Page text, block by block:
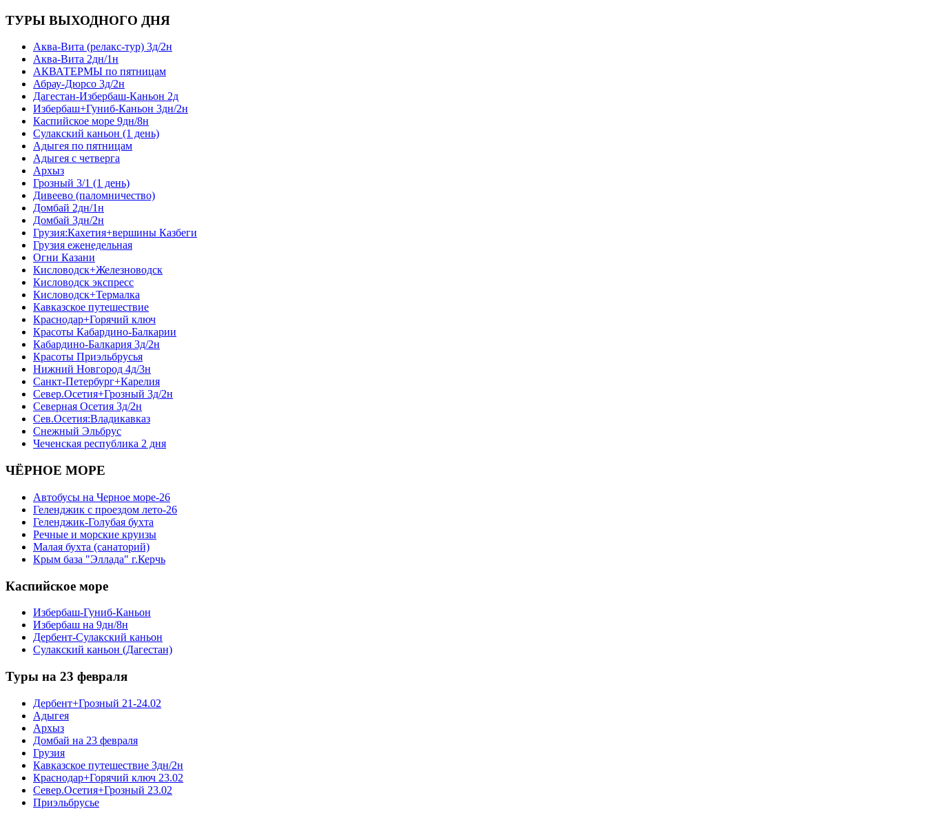
ТУРЫ ВЫХОДНОГО ДНЯ
Аква-Вита (релакс-тур) 3д/2н
Аква-Вита 2дн/1н
АКВАТЕРМЫ по пятницам
Абрау-Дюрсо 3д/2н
Дагестан-Избербаш-Каньон 2д
Избербаш+Гуниб-Каньон 3дн/2н
Каспийское море 9дн/8н
Сулакский каньон (1 день)
Адыгея по пятницам
Адыгея с четверга
Архыз
Грозный 3/1 (1 день)
Дивеево (паломничество)
Домбай 2дн/1н
Домбай 3дн/2н
Грузия:Кахетия+вершины Казбеги
Грузия еженедельная
Огни Казани
Кисловодск+Железноводск
Кисловодск экспресс
Кисловодск+Термалка
Кавказское путешествие
Краснодар+Горячий ключ
Красоты Кабардино-Балкарии
Кабардино-Балкария 3д/2н
Красоты Приэльбрусья
Нижний Новгород 4д/3н
Санкт-Петербург+Карелия
Север.Осетия+Грозный 3д/2н
Северная Осетия 3д/2н
Сев.Осетия:Владикавказ
Снежный Эльбрус
Чеченская республика 2 дня
ЧЁРНОЕ МОРЕ
Автобусы на Черное море-26
Геленджик с проездом лето-26
Геленджик-Голубая бухта
Речные и морские круизы
Малая бухта (санаторий)
Крым база "Эллада" г.Керчь
Каспийское море
Избербаш-Гуниб-Каньон
Избербаш на 9дн/8н
Дербент-Сулакский каньон
Сулакский каньон (Дагестан)
Туры на 23 февраля
Дербент+Грозный 21-24.02
Адыгея
Архыз
Домбай на 23 февраля
Грузия
Кавказское путешествие 3дн/2н
Краснодар+Горячий ключ 23.02
Север.Осетия+Грозный 23.02
Приэльбрусье